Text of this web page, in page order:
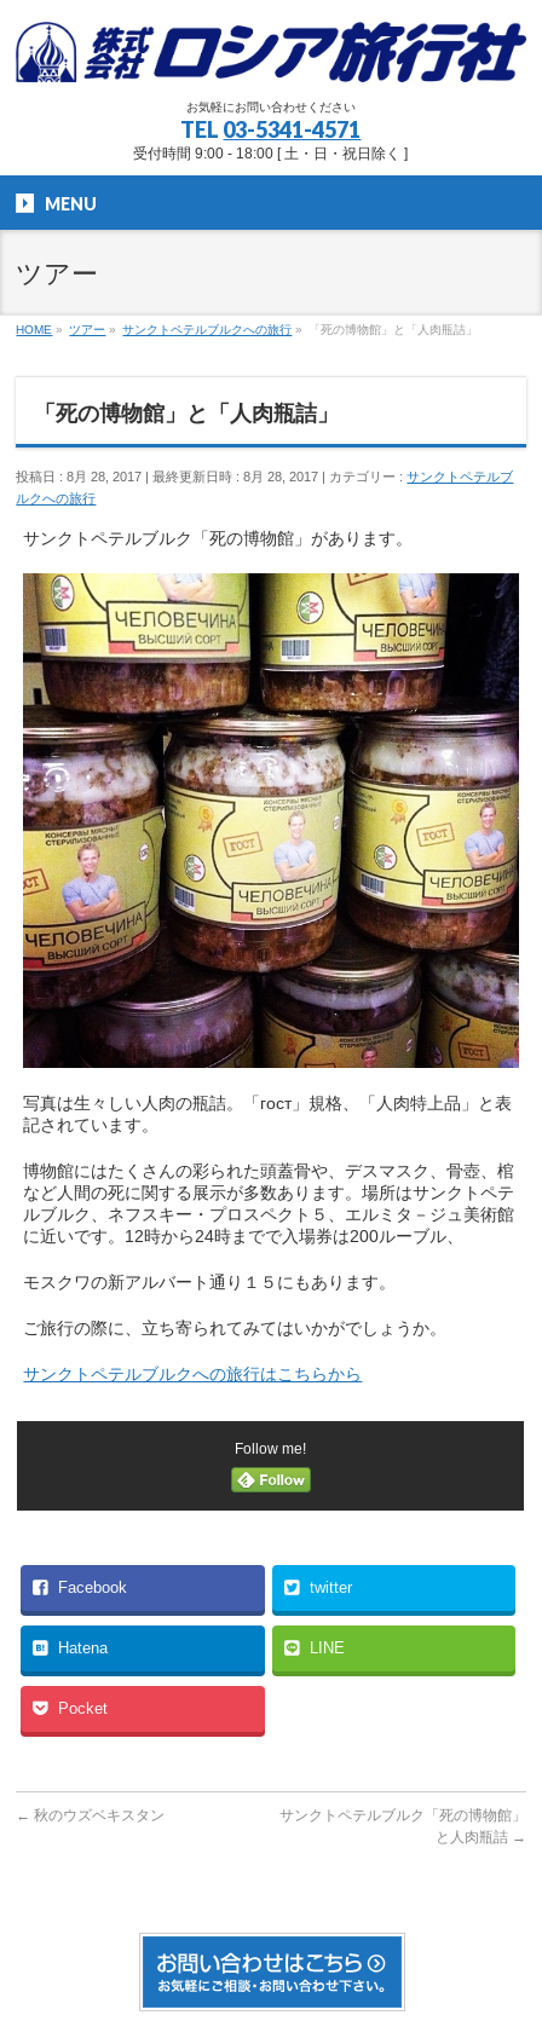
お気軽にお問い合わせください
TEL 03-5341-4571
受付時間 9:00 - 18:00 [ 土・日・祝日除く ]
MENU
ツアー
HOME » ツアー » サンクトペテルブルクへの旅行 » 「死の博物館」と「人肉瓶詰」
「死の博物館」と「人肉瓶詰」
投稿日 : 8月 28, 2017 最終更新日時 : 8月 28, 2017 カテゴリー :サンクトペテルブ
ルクへの旅行
サンクトペテルブルク「死の博物館」があります。
写真は生々しい人肉の瓶詰。「гост」規格、「人肉特上品」と表
記されています。
博物館にはたくさんの彩られた頭蓋骨や、デスマスク、骨壺、棺
など人間の死に関する展示が多数あります。場所はサンクトペテ
ルブルク、ネフスキー・プロスペクト５、エルミタ－ジュ美術館
に近いです。12時から24時までで入場券は200ルーブル、
モスクワの新アルバート通り１５にもあります。
ご旅行の際に、立ち寄られてみてはいかがでしょうか。
サンクトペテルブルクへの旅行はこちらから
Follow me!
Facebook twitter
Hatena LINE
Pocket
← 秋のウズベキスタン
サンクトペテルブルク「死の博物館」
と人肉瓶詰 →